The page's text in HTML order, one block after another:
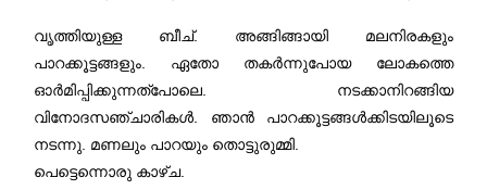
വൃത്തിയുള്ള ബീച്. അങ്ങിങ്ങായി മലനിരകളും
പാറക്കൂട്ടങ്ങളും. ഏതോ തകര്‍ന്നുപോയ ലോകത്തെ
ഓര്‍മിപ്പിക്കുന്നത്‌പോലെ. നടക്കാനിറങ്ങിയ
വിനോദസഞ്ചാരികള്‍‍. ഞാന്‍ പാറക്കൂട്ടങ്ങള്‍ക്കിടയിലൂടെ
നടന്നു. മണലും പാറയും തൊട്ടുരുമ്മി.
പെട്ടെന്നൊരു കാഴ്ച.